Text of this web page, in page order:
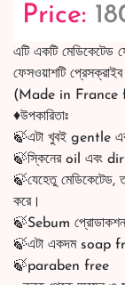
Price:
এটি একটি মেডিকেটেড
ফেসওয়াশটি
(Made in France
♦️উপকারিতাঃ
🍃এটা খুবই gentle
🍃স্কিনের oil এবং
🍃যেহেতু মেডিকেটেড,
করে।
🍃Sebum
🍃এটা একদম soap
🍃paraben free